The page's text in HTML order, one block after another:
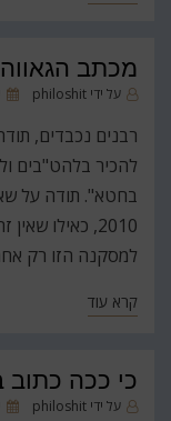
מכתב הגאווה
על ידי philoshit
רבנים נכבדים,
להכיר בלהט"בים
בחטא". תודה על
2010, כאילו
למסקנה הזו רק
קרא עוד
כי ככה כתוב
על ידי philoshit